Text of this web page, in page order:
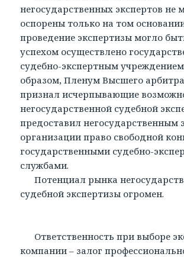
негосударственных экспертов не
оспорены только на том
проведение экспертизы могло
успехом осуществлено
судебно-экспертным
образом, Пленум Высшего
признал исчерпывающие
негосударственной судебной
предоставил негосударственным
организации право свободной
государственными судебно-
службами.
Потенциал рынка
судебной экспертизы огромен.
Ответственность при выборе
компании – залог